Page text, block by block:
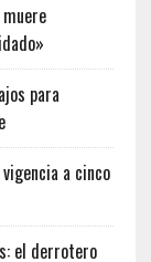
para
a cinco
el derrotero